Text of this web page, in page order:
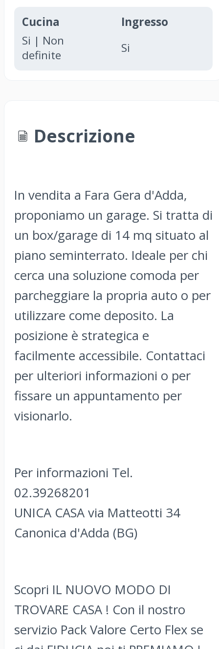
Cucina
Si | Non
definite
Ingresso
Si
Descrizione
In vendita a Fara Gera d'Adda,
proponiamo un garage. Si tratta di
un box/garage di 14 mq situato al
piano seminterrato. Ideale per chi
cerca una soluzione comoda per
parcheggiare la propria auto o per
utilizzare come deposito. La
posizione è strategica e
facilmente accessibile. Contattaci
per ulteriori informazioni o per
fissare un appuntamento per
visionarlo.
Per informazioni Tel.
02.39268201
UNICA CASA via Matteotti 34
Canonica d'Adda (BG)
Scopri IL NUOVO MODO DI
TROVARE CASA ! Con il nostro
servizio Pack Valore Certo Flex se